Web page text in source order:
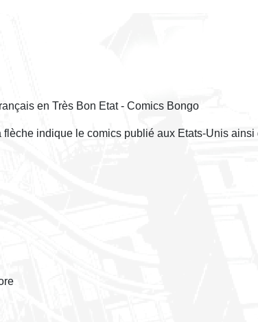
en Très Bon Etat - Comics Bongo
indique le comics publié aux Etats-Unis